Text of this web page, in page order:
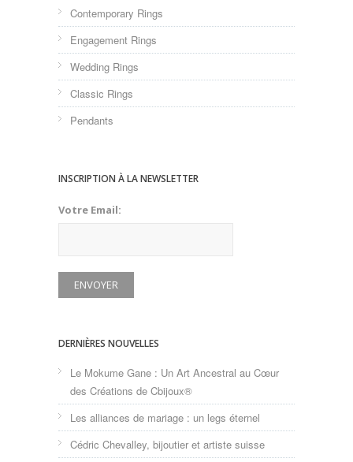
Contemporary Rings
Engagement Rings
Wedding Rings
Classic Rings
Pendants
INSCRIPTION À LA NEWSLETTER
Votre Email:
DERNIÈRES NOUVELLES
Le Mokume Gane : Un Art Ancestral au Cœur
des Créations de Cbijoux®
Les alliances de mariage : un legs éternel
Cédric Chevalley, bijoutier et artiste suisse